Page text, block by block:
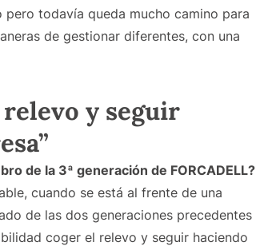
todavía queda mucho camino para
de gestionar diferentes, con una
y seguir
de la 3ª generación de FORCADELL?
cuando se está al frente de una
de las dos generaciones precedentes
coger el relevo y seguir haciendo